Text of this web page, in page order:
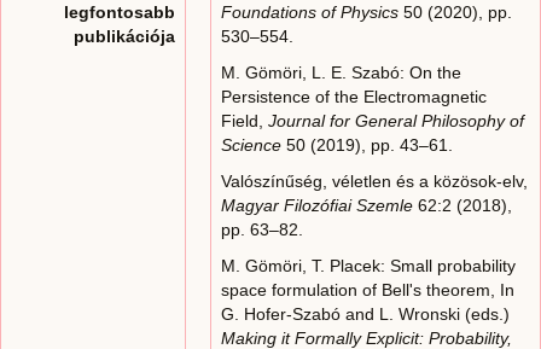
legfontosabb
publikációja
Foundations of Physics 50 (2020), pp.
530–554.
M. Gömöri, L. E. Szabó: On the
Persistence of the Electromagnetic
Field, Journal for General Philosophy of
Science 50 (2019), pp. 43–61.
Valószínűség, véletlen és a közösok-elv,
Magyar Filozófiai Szemle 62:2 (2018),
pp. 63–82.
M. Gömöri, T. Placek: Small probability
space formulation of Bell's theorem, In
G. Hofer-Szabó and L. Wronski (eds.)
Making it Formally Explicit: Probability,